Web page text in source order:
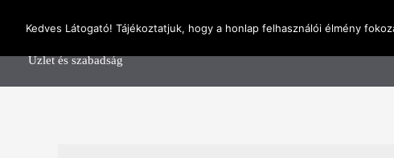
content
OnlineSeedsMan
Üzlet és szabadság
Kedves Látogató! Tájékoztatjuk, hogy a honlap felhasználói élmény